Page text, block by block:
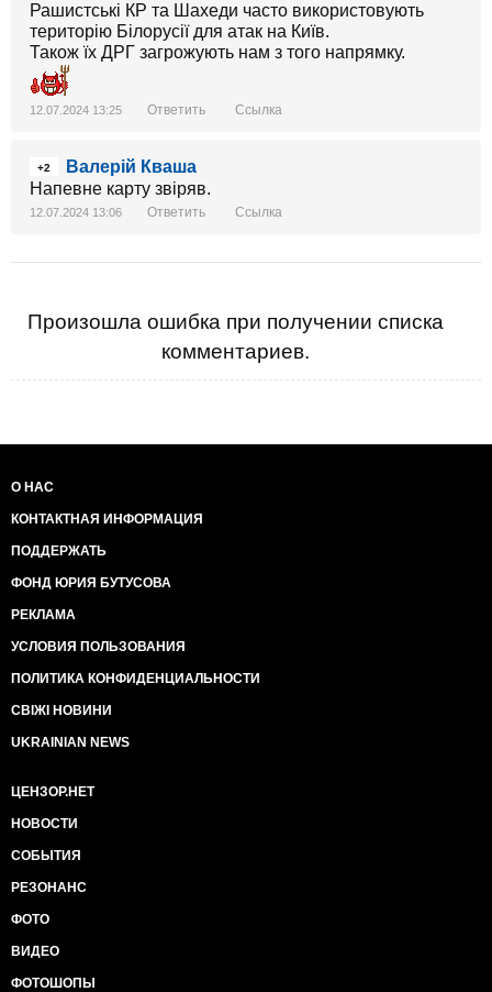
Рашистські КР та Шахеди часто використовують
територію Білорусії для атак на Київ.
Також їх ДРГ загрожують нам з того напрямку.
12.07.2024 13:25 Ответить Ссылка
+2
Валерій Кваша
Напевне карту звіряв.
12.07.2024 13:06 Ответить Ссылка
Произошла ошибка при получении списка
комментариев.
О НАС
КОНТАКТНАЯ ИНФОРМАЦИЯ
ПОДДЕРЖАТЬ
ФОНД ЮРИЯ БУТУСОВА
РЕКЛАМА
УСЛОВИЯ ПОЛЬЗОВАНИЯ
ПОЛИТИКА КОНФИДЕНЦИАЛЬНОСТИ
СВІЖІ НОВИНИ
UKRAINIAN NEWS
ЦЕНЗОР.НЕТ
НОВОСТИ
СОБЫТИЯ
РЕЗОНАНС
ФОТО
ВИДЕО
ФОТОШОПЫ